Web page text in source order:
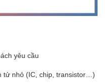
yêu cầu
tử nhỏ (IC, chip, transistor…)